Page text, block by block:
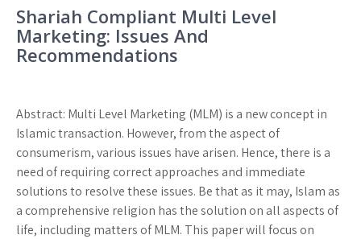
b
o
o
tt
er
at
sA
p
ar
e
Shariah Compliant Multi Level
Marketing: Issues And
Recommendations
Abstract: Multi Level Marketing (MLM) is a new concept in
Islamic transaction. However, from the aspect of
consumerism, various issues have arisen. Hence, there is a
need of requiring correct approaches and immediate
solutions to resolve these issues. Be that as it may, Islam as
a comprehensive religion has the solution on all aspects of
life, including matters of MLM. This paper will focus on